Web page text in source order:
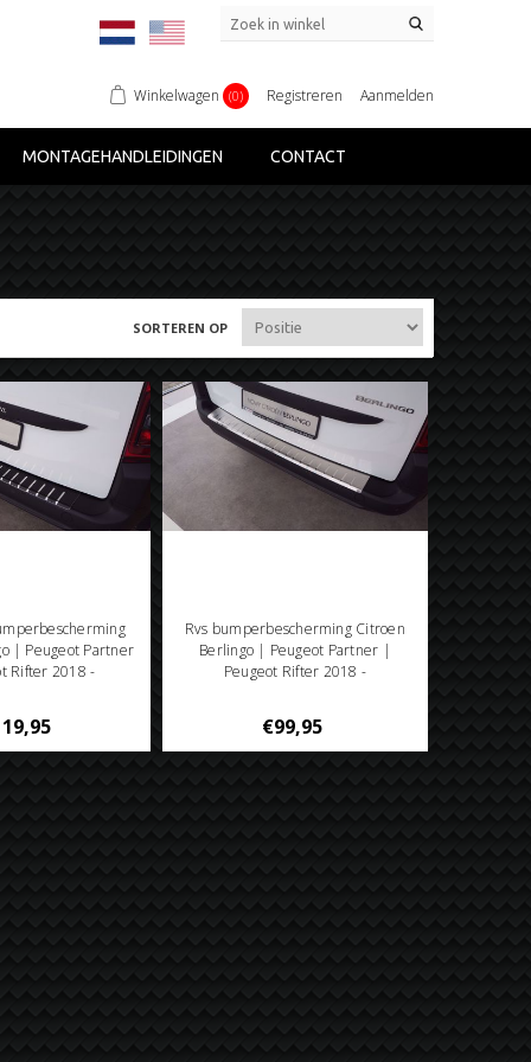
Winkelwagen (0) Registreren Aanmelden
MONTAGEHANDLEIDINGEN CONTACT
SORTEREN OP
| Peugeot Partner
Rifter 2018 -
Rvs bumperbescherming Citroen
Berlingo | Peugeot Partner |
Peugeot Rifter 2018 -
€99,95